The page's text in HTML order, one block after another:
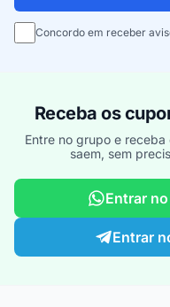
Concordo em receber
Receba os
Entre no grupo e receba
saem, sem
Entrar
Entrar